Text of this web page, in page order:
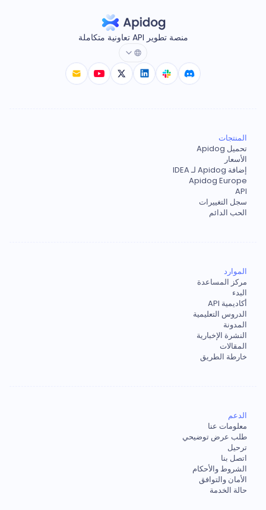
منصة تطوير API تعاونية متكاملة
المنتجات
تحميل Apidog
الأسعار
إضافة Apidog لـ IDEA
Apidog Europe
API
سجل التغييرات
الحب الدائم
الموارد
مركز المساعدة
البدء
أكاديمية API
الدروس التعليمية
المدونة
النشرة الإخبارية
المقالات
خارطة الطريق
الدعم
معلومات عنا
طلب عرض توضيحي
ترحيل
اتصل بنا
الشروط والأحكام
الأمان والتوافق
حالة الخدمة